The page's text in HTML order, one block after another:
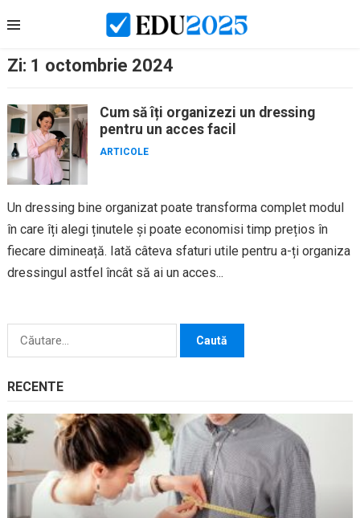
to
Zi: 1 octombrie 2024
Cum să îți organizezi un dressing
pentru un acces facil
ARTICOLE
Un dressing bine organizat poate transforma complet modul
în care îți alegi ținutele și poate economisi timp prețios în
fiecare dimineață. Iată câteva sfaturi utile pentru a-ți organiza
dressingul astfel încât să ai un acces...
Caută
RECENTE